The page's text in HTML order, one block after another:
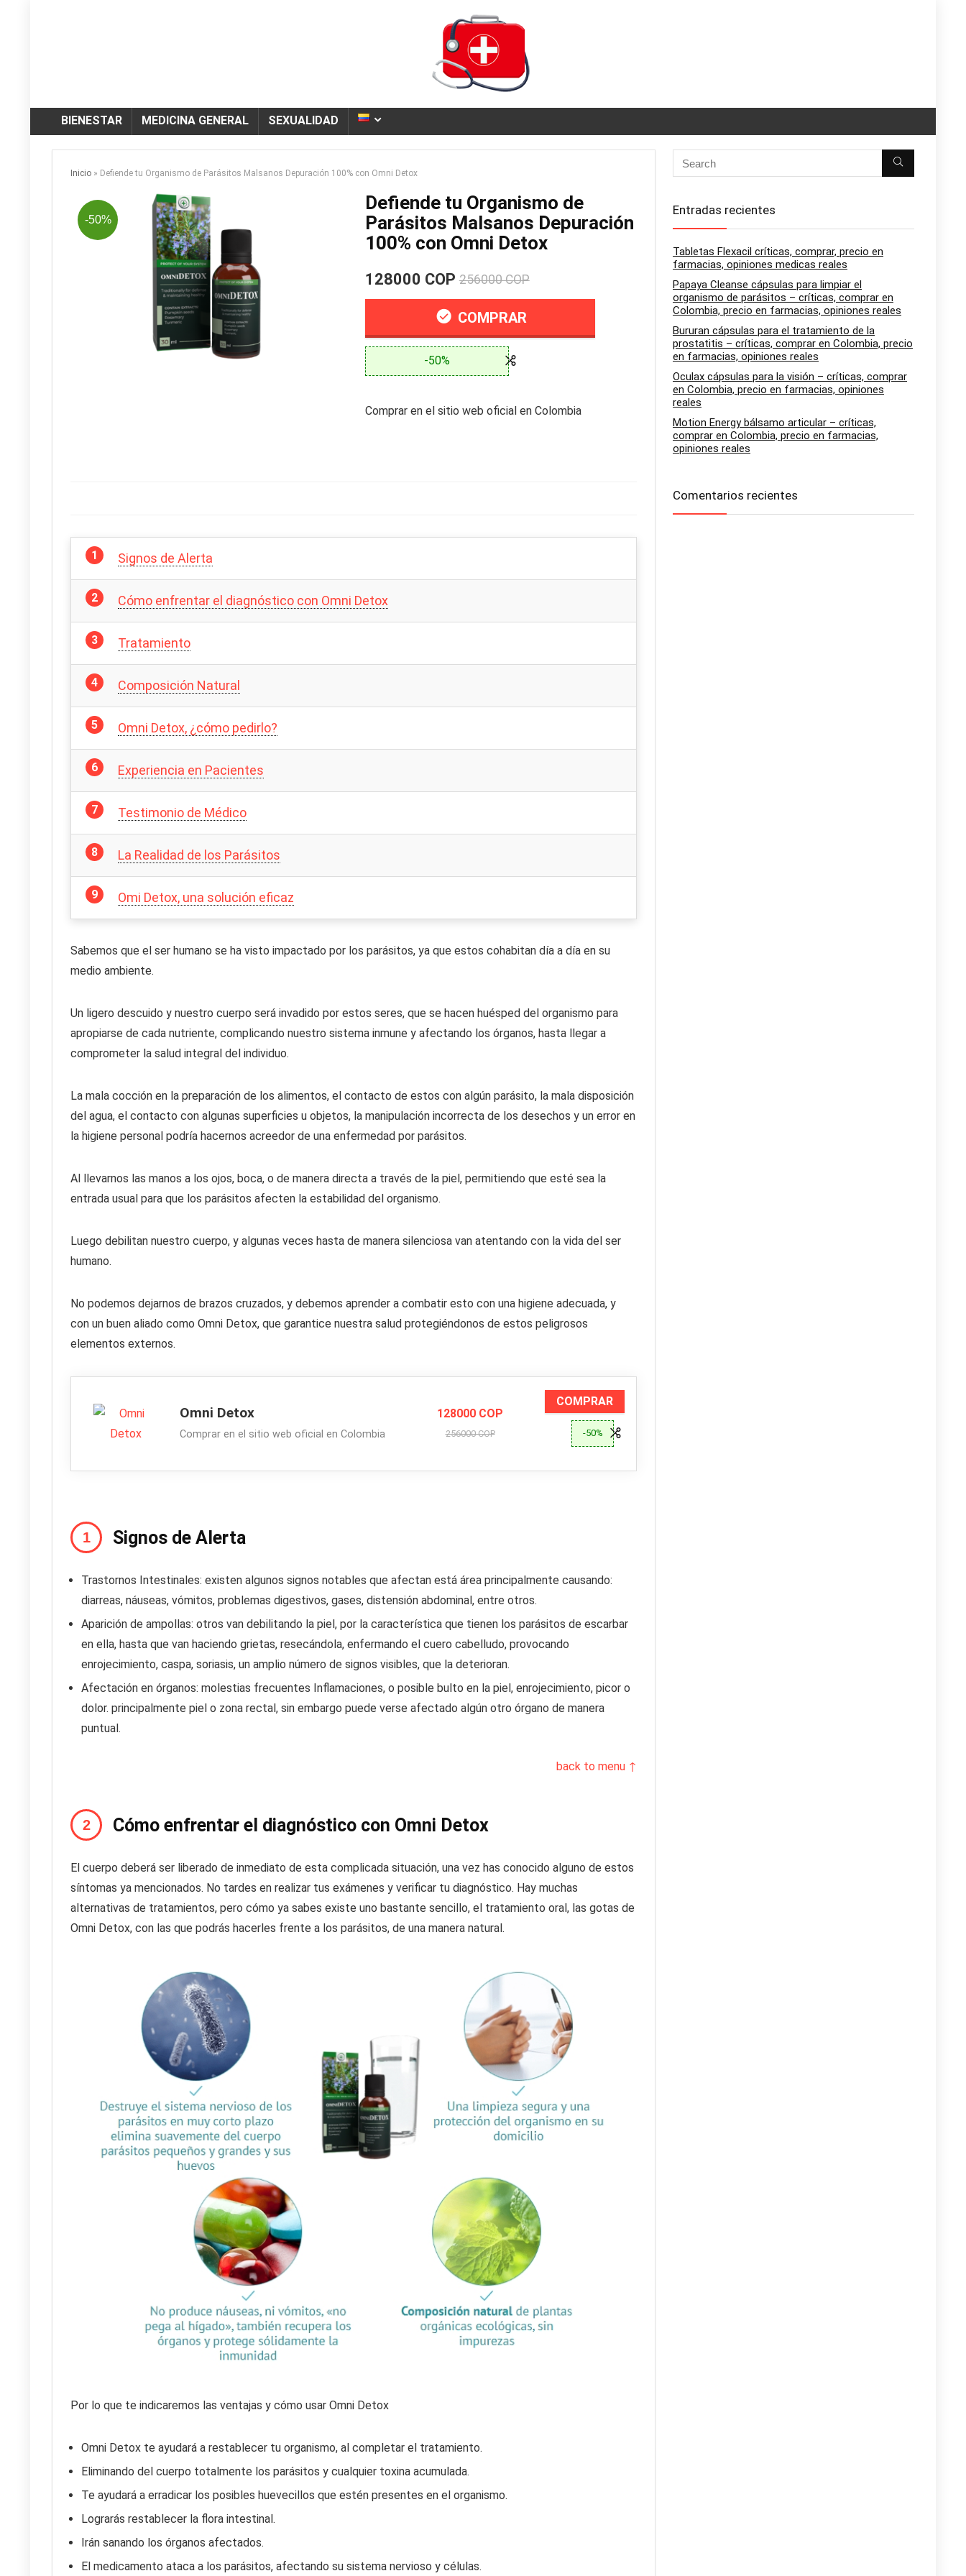
BIENESTAR MEDICINA GENERAL SEXUALIDAD
Inicio » Defiende tu Organismo de Parásitos Malsanos Depuración 100% con Omni Detox
-50%
Defiende tu Organismo de
Parásitos Malsanos Depuración
100% con Omni Detox
128000 COP 256000 COP
COMPRAR
-50%
Comprar en el sitio web oficial en Colombia
Signos de Alerta
Cómo enfrentar el diagnóstico con Omni Detox
Tratamiento
Composición Natural
Omni Detox, ¿cómo pedirlo?
Experiencia en Pacientes
Testimonio de Médico
La Realidad de los Parásitos
Omi Detox, una solución eficaz
Sabemos que el ser humano se ha visto impactado por los parásitos, ya que estos cohabitan día a día en su
medio ambiente.
Un ligero descuido y nuestro cuerpo será invadido por estos seres, que se hacen huésped del organismo para
apropiarse de cada nutriente, complicando nuestro sistema inmune y afectando los órganos, hasta llegar a
comprometer la salud integral del individuo.
La mala cocción en la preparación de los alimentos, el contacto de estos con algún parásito, la mala disposición
del agua, el contacto con algunas superficies u objetos, la manipulación incorrecta de los desechos y un error en
la higiene personal podría hacernos acreedor de una enfermedad por parásitos.
Al llevarnos las manos a los ojos, boca, o de manera directa a través de la piel, permitiendo que esté sea la
entrada usual para que los parásitos afecten la estabilidad del organismo.
Luego debilitan nuestro cuerpo, y algunas veces hasta de manera silenciosa van atentando con la vida del ser
humano.
No podemos dejarnos de brazos cruzados, y debemos aprender a combatir esto con una higiene adecuada, y
con un buen aliado como Omni Detox, que garantice nuestra salud protegiéndonos de estos peligrosos
elementos externos.
Omni Detox
Comprar en el sitio web oficial en Colombia
128000 COP
256000 COP
COMPRAR
-50%
Signos de Alerta
Trastornos Intestinales: existen algunos signos notables que afectan está área principalmente causando:
diarreas, náuseas, vómitos, problemas digestivos, gases, distensión abdominal, entre otros.
Aparición de ampollas: otros van debilitando la piel, por la característica que tienen los parásitos de escarbar
en ella, hasta que van haciendo grietas, resecándola, enfermando el cuero cabelludo, provocando
enrojecimiento, caspa, soriasis, un amplio número de signos visibles, que la deterioran.
Afectación en órganos: molestias frecuentes Inflamaciones, o posible bulto en la piel, enrojecimiento, picor o
dolor. principalmente piel o zona rectal, sin embargo puede verse afectado algún otro órgano de manera
puntual.
back to menu ↑
Cómo enfrentar el diagnóstico con Omni Detox
El cuerpo deberá ser liberado de inmediato de esta complicada situación, una vez has conocido alguno de estos
síntomas ya mencionados. No tardes en realizar tus exámenes y verificar tu diagnóstico. Hay muchas
alternativas de tratamientos, pero cómo ya sabes existe uno bastante sencillo, el tratamiento oral, las gotas de
Omni Detox, con las que podrás hacerles frente a los parásitos, de una manera natural.
Por lo que te indicaremos las ventajas y cómo usar Omni Detox
Omni Detox te ayudará a restablecer tu organismo, al completar el tratamiento.
Eliminando del cuerpo totalmente los parásitos y cualquier toxina acumulada.
Te ayudará a erradicar los posibles huevecillos que estén presentes en el organismo.
Lograrás restablecer la flora intestinal.
Irán sanando los órganos afectados.
El medicamento ataca a los parásitos, afectando su sistema nervioso y células.
Entradas recientes
Tabletas Flexacil críticas, comprar, precio en
farmacias, opiniones medicas reales
Papaya Cleanse cápsulas para limpiar el
organismo de parásitos – críticas, comprar en
Colombia, precio en farmacias, opiniones reales
Bururan cápsulas para el tratamiento de la
prostatitis – críticas, comprar en Colombia, precio
en farmacias, opiniones reales
Oculax cápsulas para la visión – críticas, comprar
en Colombia, precio en farmacias, opiniones
reales
Motion Energy bálsamo articular – críticas,
comprar en Colombia, precio en farmacias,
opiniones reales
Comentarios recientes